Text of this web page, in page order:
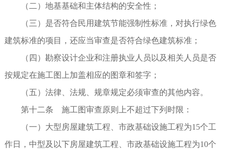
（二）地基基础和主体结构的安全性；
（三）是否符合民用建筑节能强制性标准，对执行绿色
建筑标准的项目，还应当审查是否符合绿色建筑标准；
（四）勘察设计企业和注册执业人员以及相关人员是否
按规定在施工图上加盖相应的图章和签字；
（五）法律、法规、规章规定必须审查的其他内容。
第十二条 施工图审查原则上不超过下列时限：
（一）大型房屋建筑工程、市政基础设施工程为15个工
作日，中型及以下房屋建筑工程、市政基础设施工程为10个